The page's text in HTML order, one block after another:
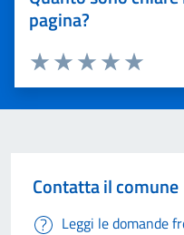
pagina?
Valuta 5
Valuta 4
Valuta 3 stelle
Valuta 2 stelle su 5
Valuta 1 stelle su 5
Contatta il comune
Leggi le domande